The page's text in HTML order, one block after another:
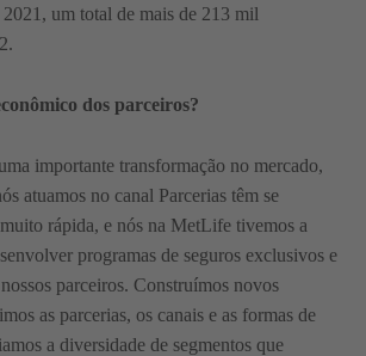
um total de mais de 213 mil
dos parceiros?
importante transformação no mercado,
atuamos no canal Parcerias têm se
rápida, e nós na MetLife tivemos a
programas de seguros exclusivos e
parceiros. Construímos novos
as parcerias, os canais e as formas de
a diversidade de segmentos que